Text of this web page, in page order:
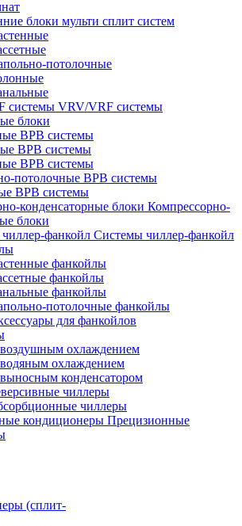
блоки мульти сплит систем
потолочные
VRV/VRF системы
блоки
ВРВ системы
ВРВ системы
ВРВ системы
потолочные ВРВ системы
ВРВ системы
Компрессорно-
блоки
Системы чиллер-фанкойл
фанкойлы
фанкойлы
фанкойлы
потолочные фанкойлы
для фанкойлов
охлаждением
охлаждением
конденсатором
чиллеры
чиллеры
Прецизионные